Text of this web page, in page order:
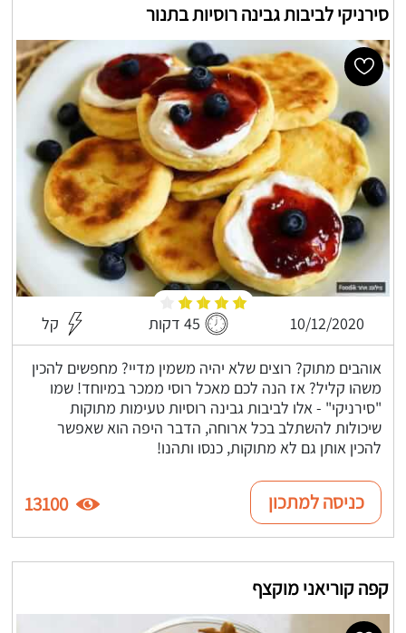
סירניקי לביבות גבינה רוסיות בתנור
10/12/2020 45 דקות קל
אוהבים מתוק? רוצים שלא יהיה משמין מדיי? מחפשים להכין
משהו קליל? אז הנה לכם מאכל רוסי ממכר במיוחד! שמו
"סירניקי" - אלו לביבות גבינה רוסיות טעימות מתוקות
שיכולות להשתלב בכל ארוחה, הדבר היפה הוא שאפשר
להכין אותן גם לא מתוקות, כנסו ותהנו!
כניסה למתכון 13100
קפה קוריאני מוקצף